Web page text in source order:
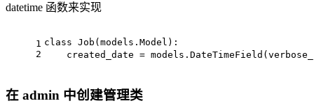
datetime 函数来实现
1
2
class Job(models.Model):
created_date =
在 admin 中创建管理类